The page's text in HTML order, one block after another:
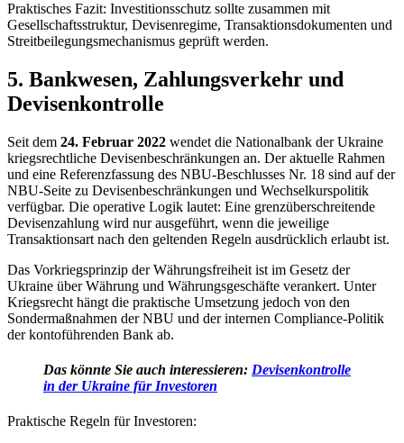
Praktisches Fazit: Investitionsschutz sollte zusammen mit
Gesellschaftsstruktur, Devisenregime, Transaktionsdokumenten und
Streitbeilegungsmechanismus geprüft werden.
5. Bankwesen, Zahlungsverkehr und
Devisenkontrolle
Seit dem 24. Februar 2022 wendet die Nationalbank der Ukraine
kriegsrechtliche Devisenbeschränkungen an. Der aktuelle Rahmen
und eine Referenzfassung des NBU-Beschlusses Nr. 18 sind auf der
NBU-Seite zu Devisenbeschränkungen und Wechselkurspolitik
verfügbar. Die operative Logik lautet: Eine grenzüberschreitende
Devisenzahlung wird nur ausgeführt, wenn die jeweilige
Transaktionsart nach den geltenden Regeln ausdrücklich erlaubt ist.
Das Vorkriegsprinzip der Währungsfreiheit ist im Gesetz der
Ukraine über Währung und Währungsgeschäfte verankert. Unter
Kriegsrecht hängt die praktische Umsetzung jedoch von den
Sondermaßnahmen der NBU und der internen Compliance-Politik
der kontoführenden Bank ab.
Das könnte Sie auch interessieren: Devisenkontrolle
in der Ukraine für Investoren
Praktische Regeln für Investoren: